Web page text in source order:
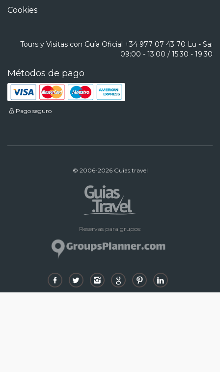
Cookies
Tours y Visitas con Guía Oficial +34 977 07 43 70 Lu - Sa:
09:00 - 13:00 / 15:30 - 19:30
Métodos de pago
Pago seguro
© 2006-2026 Guias.travel
Reservas para grupos: